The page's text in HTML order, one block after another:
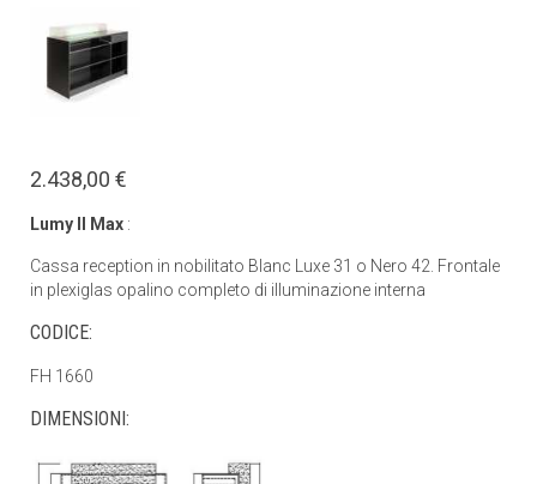
2.438,00 €
Lumy II Max :
Cassa reception in nobilitato Blanc Luxe 31 o Nero 42. Frontale
in plexiglas opalino completo di illuminazione interna
CODICE:
FH 1660
DIMENSIONI: